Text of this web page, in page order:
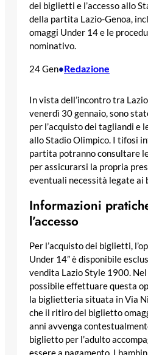
dei biglietti e l’accesso allo
della partita Lazio-Genoa,
omaggi Under 14 e le
nominativo.
24 Gen•Redazione
In vista dell’incontro tra
venerdì 30 gennaio, sono
per l’acquisto dei tagliandi e
allo Stadio Olimpico. I tifosi
partita potranno consultare
per assicurarsi la propria
eventuali necessità legate ai
Informazioni
l’accesso
Per l’acquisto dei biglietti,
Under 14” è disponibile
vendita Lazio Style 1900.
possibile effettuare questa
la biglietteria situata in Via
che il ritiro del biglietto
anni avvenga
biglietto per l’adulto
essere a pagamento. I